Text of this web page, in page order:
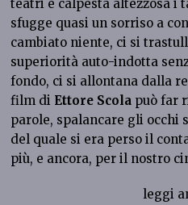
teatri e calpesta altezzosa i
sfugge quasi un sorriso a
cambiato niente, ci si
superiorità auto-indotta
fondo, ci si allontana dalla
film di Ettore Scola può far
parole, spalancare gli occhi
del quale si era perso il
più, e ancora, per il nostro
leggi